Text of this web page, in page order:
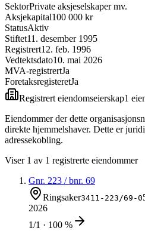
SektorPrivate aksjeselskaper mv.
Aksjekapital100 000 kr
StatusAktiv
Stiftet11. desember 1995
Registrert12. feb. 1996
Vedtektsdato10. mai 2026
MVA-registrertJa
ForetaksregisteretJa
Registrert eiendomseierskap1
Eiendommer der dette
direkte hjemmelshaver. Dette er
adressekobling.
Viser 1 av 1 registrerte eiendommer
Gnr. 223 / bnr. 69
Ringsaker3411-223/69-0
2026
1/1 · 100 %